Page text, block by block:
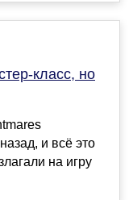
класс, но
и всё это
на игру